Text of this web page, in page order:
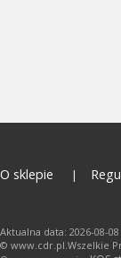
O sklepie
Aktualna data: 2026-08-
© www.cdr.pl.Wszelkie